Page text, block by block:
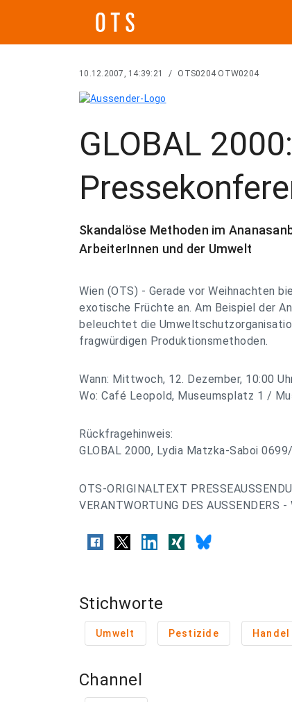
10.12.2007, 14:39:21 / OTS0204 OTW0204
GLOBAL
Skandalöse Methoden im
ArbeiterInnen und der Umwelt
Wien (OTS) - Gerade vor Weihnachten
exotische Früchte an. Am Beispiel der
beleuchtet die
fragwürdigen Produktionsmethoden.
Wann: Mittwoch, 12. Dezember, 10:00
Wo: Café Leopold, Museumsplatz 1 /
Rückfragehinweis:
GLOBAL 2000, Lydia Matzka-Saboi
OTS-ORIGINALTEXT
VERANTWORTUNG DES AUSSENDERS
Stichworte
Umwelt Pestizide Handel
Channel